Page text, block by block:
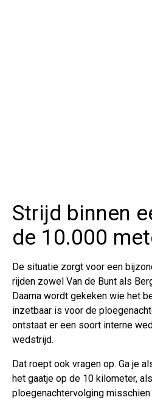
Strijd binnen
de 10.000
De situatie zorgt voor een
rijden zowel Van de Bunt als
Daarna wordt gekeken wie het
inzetbaar is voor de
ontstaat er een soort interne
wedstrijd.
Dat roept ook vragen op. Ga je
het gaatje op de 10 kilometer,
ploegenachtervolging